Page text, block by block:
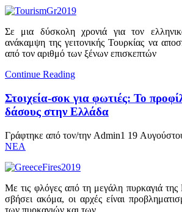
Σε μια δύσκολη χρονιά για τον
ανάκαμψη της γειτονικής Τουρκίας να
από τον αριθμό των ξένων επισκεπτών
Continue Reading
Στοιχεία-σοκ για φωτιές: To
δάσους στην Ελλάδα
Γράφτηκε από τον/την Admin1 19
ΝΕΑ
Με τις φλόγες από τη μεγάλη πυρκαγιά
σβήσει ακόμα, οι αρχές είναι
των πυρκαγιών και των